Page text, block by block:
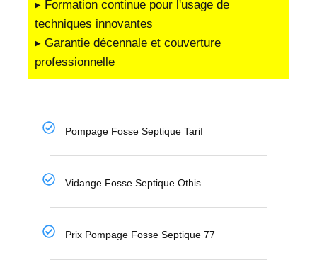
▸ Formation continue pour l'usage de
techniques innovantes
▸ Garantie décennale et couverture
professionnelle
Pompage Fosse Septique Tarif
Vidange Fosse Septique Othis
Prix Pompage Fosse Septique 77